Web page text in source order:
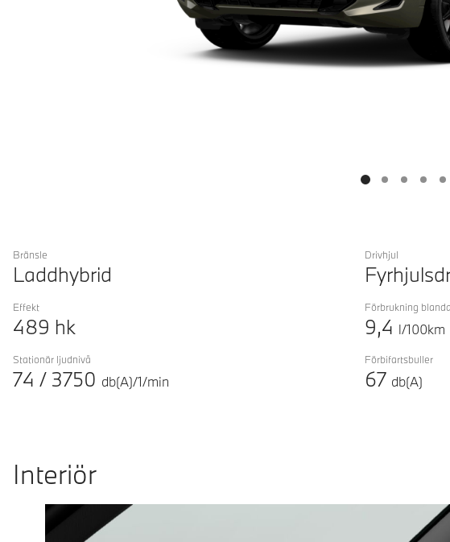
Bränsle
Laddhybrid
Drivhjul
Effekt
489 hk
Förbrukning
9,4 l/100km
Stationär ljudnivå
74 / 3750 db(A)/1/min
Förbifartsbuller
67 db(A)
Interiör